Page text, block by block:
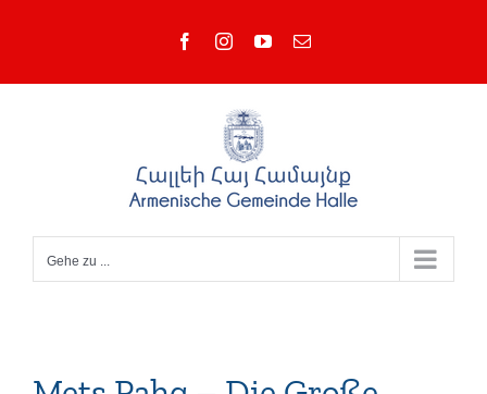
FacebookInstagramYouTube
E-
Gehe zu ...